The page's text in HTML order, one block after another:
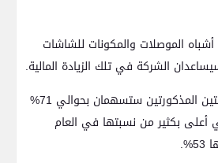
الموصلات والمكونات للشاشات
الشركة في تلك الزيادة المالية.
تشير التوقعات أن الشعبتين المذكورتين ستسهمان بحوالي 71%
أعلى بكثير من نسبتها في العام